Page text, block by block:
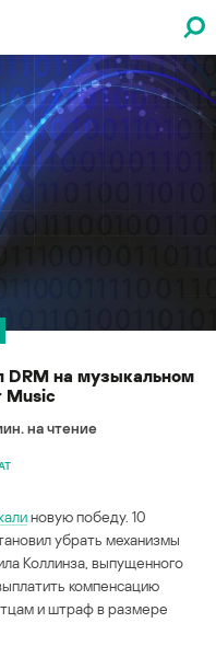
DRM на музыкальном
Music
на чтение
новую победу. 10
убрать механизмы
Коллинза, выпущенного
компенсацию
и штраф в размере